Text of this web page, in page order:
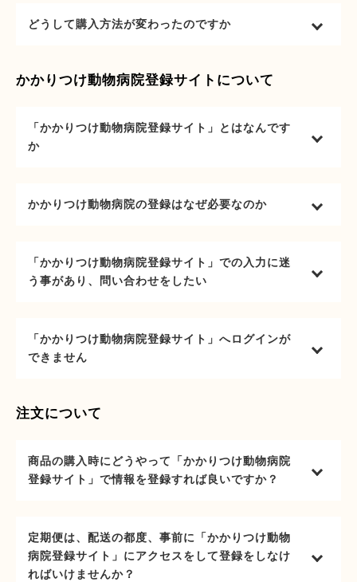
どうして購入方法が変わったのですか
かかりつけ動物病院登録サイトについて
「かかりつけ動物病院登録サイト」とはなんです
か
かかりつけ動物病院の登録はなぜ必要なのか
「かかりつけ動物病院登録サイト」での入力に迷
う事があり、問い合わせをしたい
「かかりつけ動物病院登録サイト」へログインが
できません
注文について
商品の購入時にどうやって「かかりつけ動物病院
登録サイト」で情報を登録すれば良いですか？
定期便は、配送の都度、事前に「かかりつけ動物
病院登録サイト」にアクセスをして登録をしなけ
ればいけませんか？